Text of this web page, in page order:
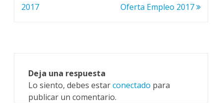
de
2017
Oferta Empleo 2017
Deja una respuesta
Lo siento, debes estarconectado para
publicar un comentario.